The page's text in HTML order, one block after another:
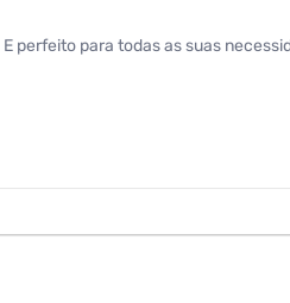
perfeito para todas as suas